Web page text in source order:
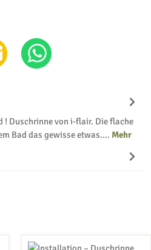
! Duschrinne von i-flair. Die flache
Bad das gewisse etwas.… Mehr